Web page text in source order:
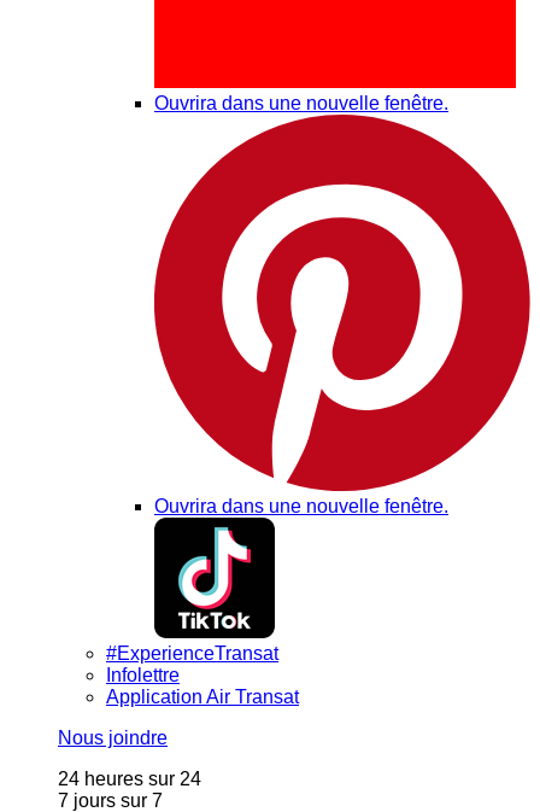
Ouvrira dans une nouvelle fenêtre.
Ouvrira dans une nouvelle fenêtre.
#ExperienceTransat
Infolettre
Application Air Transat
Nous joindre
24 heures sur 24
7 jours sur 7